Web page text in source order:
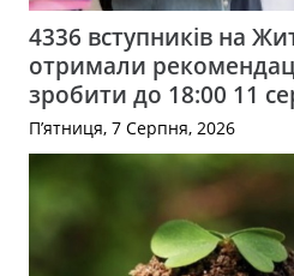
4336 вступників на
отримали
зробити до 18:00 11
П’ятниця, 7 Серпня, 2026